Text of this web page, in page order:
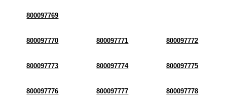
800097769
800097770 800097771 800097772
800097773 800097774 800097775
800097776 800097777 800097778